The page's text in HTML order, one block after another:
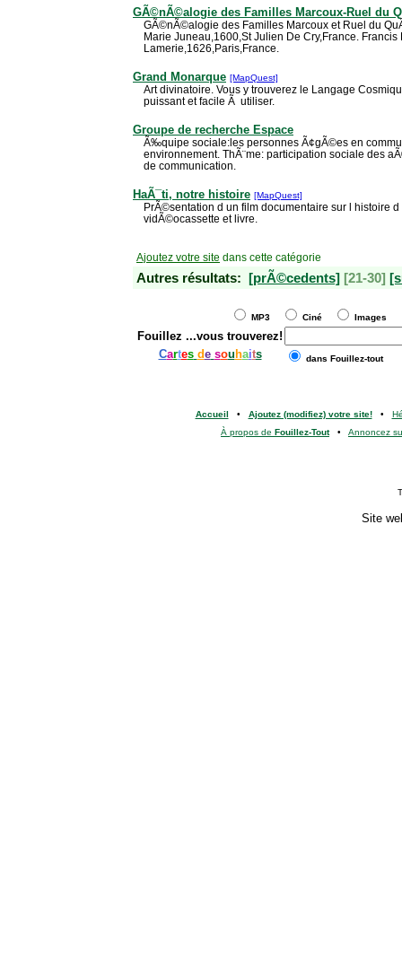
GÃ©nÃ©alogie des Familles Marcoux-Ruel du
GÃ©nÃ©alogie des Familles Marcoux et Ruel du
Marie Juneau,1600,St Julien De Cry,France. Francis
Lamerie,1626,Paris,France.
Grand Monarque [MapQuest]
Art divinatoire. Vous y trouverez le Langage
puissant et facile Ã utiliser.
Groupe de recherche Espace
Ã‰quipe sociale:les personnes Ã¢gÃ©es en
environnement. ThÃ¨me: participation sociale des
de communication.
HaÃ¯ti, notre histoire [MapQuest]
PrÃ©sentation d un film documentaire sur l histoire d
vidÃ©ocassette et livre.
Ajoutez votre site dans cette catégorie
Autres résultats: [prÃ©cedents] [21-30]
MP3 Ciné Images
Fouillez ...vous trouverez!
Cartes de sou haits dans Fouillez-tout
Accueil • Ajoutez (modifiez) votre site!•
À propos de Fouillez-Tout• Annoncez
Site